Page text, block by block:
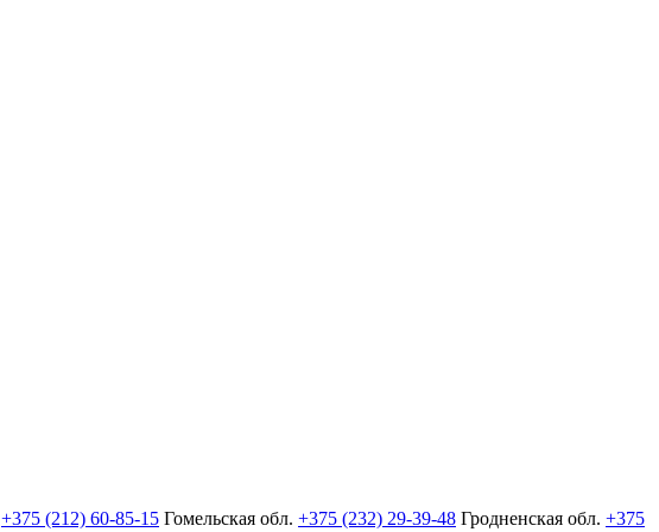
+375 (212) 60-85-15 Гомельская обл. +375 (232) 29-39-48 Гродненская обл. +375